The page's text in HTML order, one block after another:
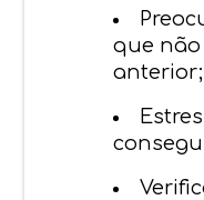
que
anterior;